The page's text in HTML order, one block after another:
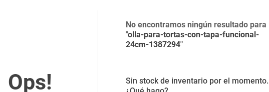
No encontramos ningún resultado para
"olla-para-tortas-con-tapa-funcional-
24cm-1387294"
Sin stock de inventario por el momento.